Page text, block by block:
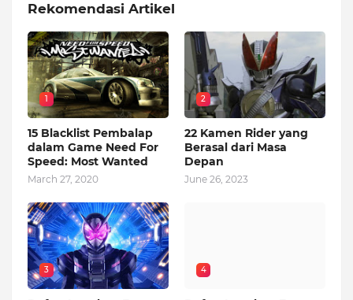
Rekomendasi Artikel
1
15 Blacklist Pembalap
dalam Game Need For
Speed: Most Wanted
March 27, 2020
2
22 Kamen Rider yang
Berasal dari Masa
Depan
June 26, 2023
3 4